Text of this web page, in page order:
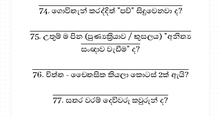
74. ගොවිතැන් කරද්දිත් "පව්" සිදුවෙනවා ද?
75. උතුම් ම පින (පුණ්‍යක්‍රියාව / කුසලය) "අනිත්‍ය
සංඥාව වැඩීම" ද?
76. චිත්ත - චෛතසික කියලා කොටස් 2ක් ඇයි?
77. සතර වරම් දෙවිවරු කවුරුන් ද?